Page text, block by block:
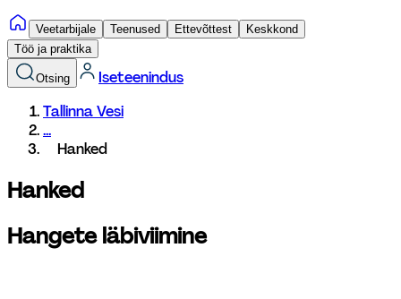
Veetarbijale Teenused Ettevõttest
Keskkond
Töö ja praktika
Otsing
Iseteenindus
Tallinna Vesi
...
Hanked
Hanked
Hangete läbiviimine